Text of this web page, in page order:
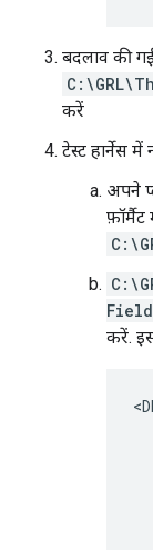
बदलाव की
करें
टेस्ट हार्नेस में
अपने
करें.
<